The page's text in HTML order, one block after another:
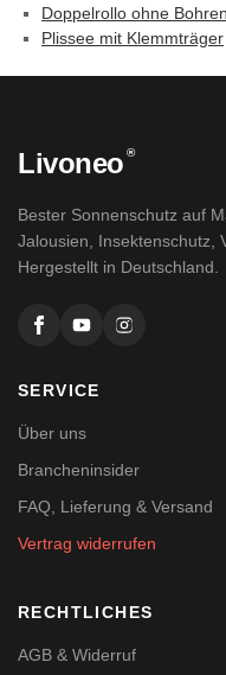
Doppelrollo ohne Bohren
Plissee mit Klemmträger
Livoneo ®
Bester Sonnenschutz auf
Jalousien, Insektenschutz,
Hergestellt in Deutschland.
SERVICE
Über uns
Brancheninsider
FAQ, Lieferung & Versand
Vertrag widerrufen
RECHTLICHES
AGB & Widerruf